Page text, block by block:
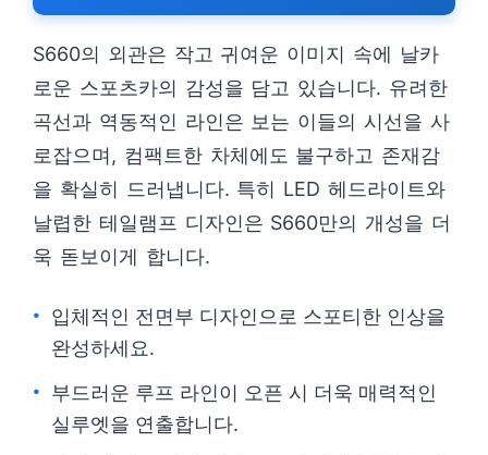
S660의 외관은 작고 귀여운 이미지 속에 날카
로운 스포츠카의 감성을 담고 있습니다. 유려한
곡선과 역동적인 라인은 보는 이들의 시선을 사
로잡으며, 컴팩트한 차체에도 불구하고 존재감
을 확실히 드러냅니다. 특히 LED 헤드라이트와
날렵한 테일램프 디자인은 S660만의 개성을 더
욱 돋보이게 합니다.
입체적인 전면부 디자인으로 스포티한 인상을
완성하세요.
부드러운 루프 라인이 오픈 시 더욱 매력적인
실루엣을 연출합니다.